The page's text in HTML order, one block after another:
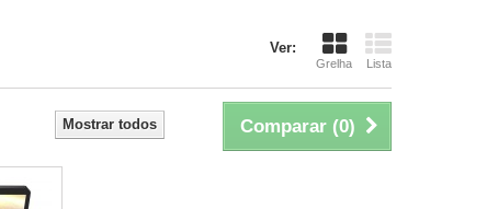
Ver:
Grelha Lista
Comparar (0)
Mostrar todos